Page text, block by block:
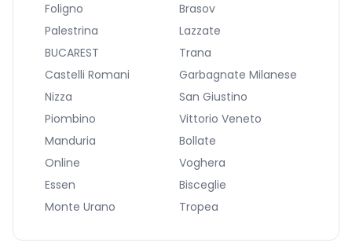
Foligno
Brasov
Palestrina
Lazzate
BUCAREST
Trana
Castelli Romani
Garbagnate Milanese
Nizza
San Giustino
Piombino
Vittorio Veneto
Manduria
Bollate
Online
Voghera
Essen
Bisceglie
Monte Urano
Tropea